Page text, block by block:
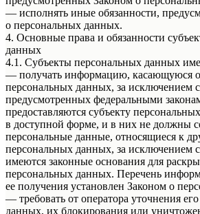
— исполнять иные обязанности,
о персональных данных.
4. Основные права и обязанности
данных
4.1. Субъекты персональных данных
— получать информацию, касающуюся
персональных данных, за исключением
предусмотренных федеральными
предоставляются субъекту
в доступной форме, и в них не должны
персональные данные, относящиеся к
персональных данных, за исключением
имеются законные основания для
персональных данных. Перечень
ее получения установлен Законом о
— требовать от оператора уточнения
данных, их блокирования или